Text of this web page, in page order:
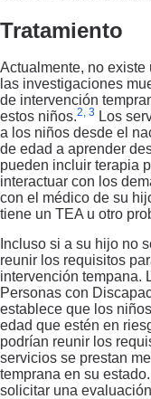
Tratamiento
Actualmente, no existe
las investigaciones
de intervención
estos niños.2, 3 Los
a los niños desde el
de edad a aprender
pueden incluir terapia
interactuar con los
con el médico de su
tiene un TEA u otro
Incluso si a su hijo no
reunir los requisitos
intervención tempana.
Personas con
establece que los
edad que estén en
podrían reunir los
servicios se prestan
temprana en su
solicitar una